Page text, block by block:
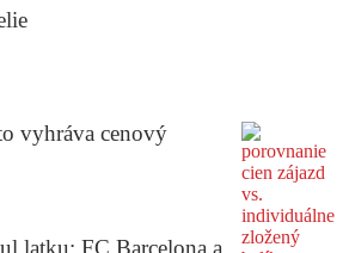
vyhráva cenový
latku: FC Barcelona a